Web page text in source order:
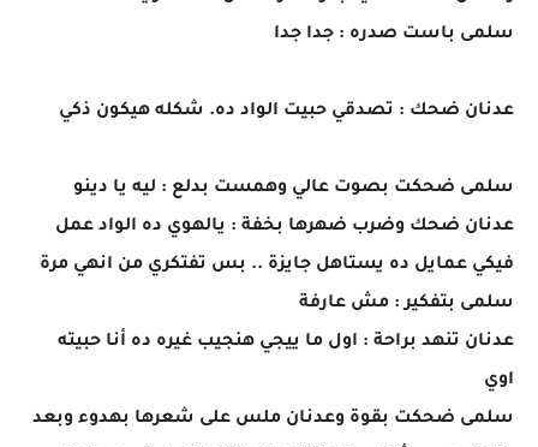
سلمى باست صدره : جدا جدا
عدنان ضحك : تصدقي حبيت الواد ده. شكله هيكون ذكي
سلمى ضحكت بصوت عالي وهمست بدلع : ليه يا دينو
عدنان ضحك وضرب ضهرها بخفة : يالهوي ده الواد عمل
فيكي عمايل ده يستاهل جايزة .. بس تفتكري من انهي مرة
سلمى بتفكير : مش عارفة
عدنان تنهد براحة : اول ما ييجي هنجيب غيره ده أنا حبيته
اوي
سلمى ضحكت بقوة وعدنان ملس على شعرها بهدوء وبعد